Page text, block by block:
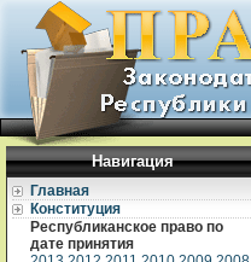
Навигация
Главная
Конституция
Республиканское право по
дате принятия